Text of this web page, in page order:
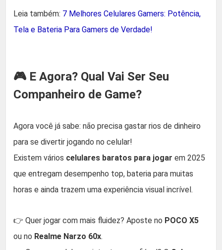
Leia também: 7 Melhores Celulares Gamers: Potência,
Tela e Bateria Para Gamers de Verdade!
🎮 E Agora? Qual Vai Ser Seu
Companheiro de Game?
Agora você já sabe: não precisa gastar rios de dinheiro
para se divertir jogando no celular!
Existem vários celulares baratos para jogar em 2025
que entregam desempenho top, bateria para muitas
horas e ainda trazem uma experiência visual incrível.
👉 Quer jogar com mais fluidez? Aposte no POCO X5
ou no Realme Narzo 60x.